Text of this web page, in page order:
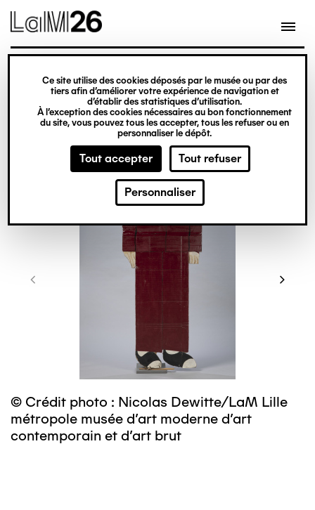
Gestion des cookies
Ce site utilise des cookies déposés par le musée ou par des
tiers afin d’améliorer votre expérience de navigation et
d’établir des statistiques d’utilisation.
À l’exception des cookies nécessaires au bon fonctionnement
du site, vous pouvez tous les accepter, tous les refuser ou en
personnaliser le dépôt.
Tout accepter Tout refuser
Personnaliser
contenu
© Crédit photo : Nicolas Dewitte/LaM Lille
métropole musée d’art moderne d’art
contemporain et d’art brut